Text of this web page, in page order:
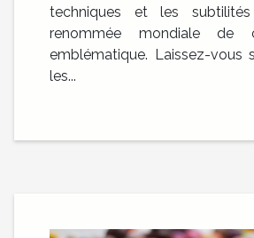
techniques et les
renommée mondiale de
emblématique. Laissez-vous
les...